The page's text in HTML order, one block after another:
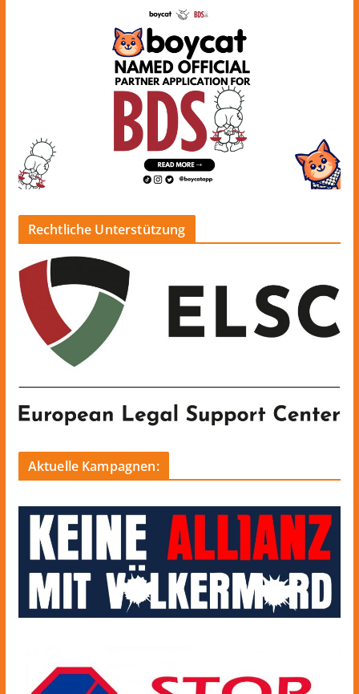
Rechtliche Unterstützung
Aktuelle Kampagnen: